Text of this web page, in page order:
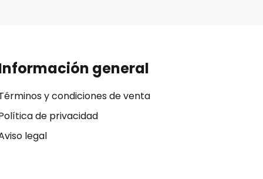
general
y condiciones de venta
de privacidad
legal